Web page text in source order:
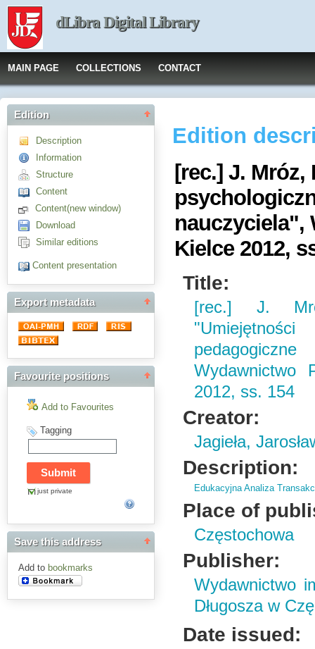
dLibra Digital Library
MAIN PAGE COLLECTIONS CONTACT
Edition
Description
Information
Structure
Content
Content(new window)
Download
Similar editions
Content presentation
Export metadata
Favourite positions
Add to Favourites
Tagging
just private
Save this address
Add to bookmarks
Edition
[rec.] J.
nauczyciela",
Kielce 2012,
Title:
[rec.] J.
Wydawnictwo
2012, ss. 154
Creator:
Jagieła,
Description:
Edukacyjna Analiza
Place of
Częstochowa
Publisher:
Wydawnictwo
Długosza w
Date issued: